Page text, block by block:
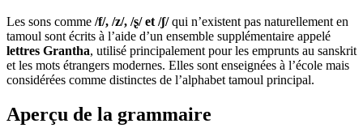
Les sons comme /f/, /z/, /ʂ/ et /ʃ/qui n’existent pas naturellement en
tamoul sont écrits à l’aide d’un ensemble supplémentaire appelé
lettres Grantha, utilisé principalement pour les emprunts au sanskrit
et les mots étrangers modernes. Elles sont enseignées à l’école mais
considérées comme distinctes de l’alphabet tamoul principal.
Aperçu de la grammaire